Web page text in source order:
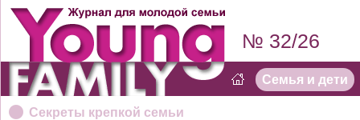
Секреты крепкой семьи
№ 32/26
Семья и дети